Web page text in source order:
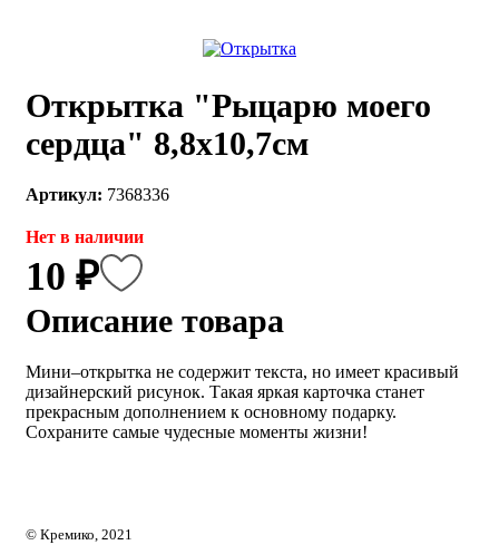
106
256-54-
Открытка "Рыцарю моего
сердца" 8,8х10,7см
Артикул: 7368336
Нет в наличии
10 ₽
Описание товара
Мини–открытка не содержит текста, но имеет красивый
дизайнерский рисунок. Такая яркая карточка станет
прекрасным дополнением к основному подарку.
Сохраните самые чудесные моменты жизни!
© Кремико, 2021